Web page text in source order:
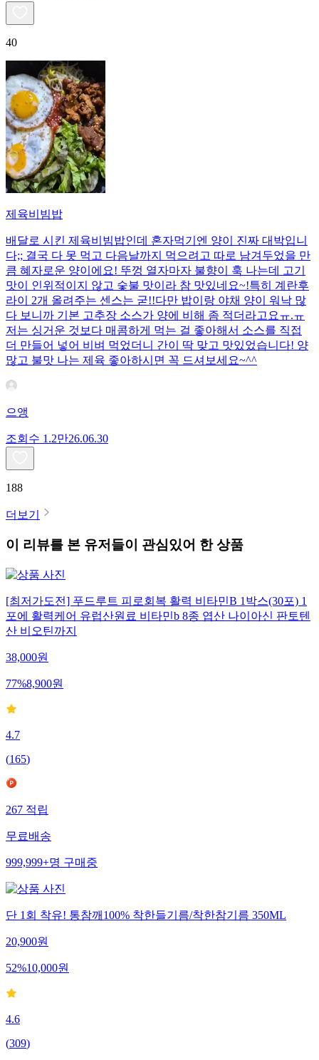
40
제육비빔밥
배달로 시킨 제육비빔밥인데 혼자먹기엔 양이 진짜 대박입니
다;; 결국 다 못 먹고 다음날까지 먹으려고 따로 남겨두었을 만
큼 혜자로운 양이에요! 뚜껑 열자마자 불향이 훅 나는데 고기
맛이 인위적이지 않고 숯불 맛이라 참 맛있네요~!특히 계란후
라이 2개 올려주는 센스는 굳!! ​다만 밥이랑 야채 양이 워낙 많
다 보니까 기본 고추장 소스가 양에 비해 좀 적더라고요ㅠ.ㅠ
저는 싱거운 것보다 매콤하게 먹는 걸 좋아해서 소스를 직접
더 만들어 넣어 비벼 먹었더니 간이 딱 맞고 맛있었습니다! 양
많고 불맛 나는 제육 좋아하시면 꼭 드셔보세요~^^
으앵
조회수 1.2만26.06.30
188
더보기
이 리뷰를 본 유저들이 관심있어 한 상품
[최저가도전] 푸드루트 피로회복 활력 비타민B 1박스(30포) 1
포에 활력케어 유럽산원료 비타민b 8종 엽산 나이아신 판토텐
산 비오틴까지
38,000원
77%8,900원
4.7
(165)
267 적립
무료배송
999,999+명 구매중
단 1회 착유! 통참깨100% 착한들기름/착한참기름 350ML
20,900원
52%10,000원
4.6
(309)